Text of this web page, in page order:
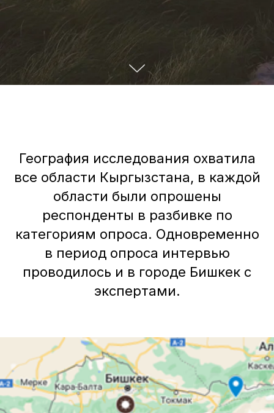
География исследования охватила
все области Кыргызстана, в каждой
области были опрошены
респонденты в разбивке по
категориям опроса. Одновременно
в период опроса интервью
проводилось и в городе Бишкек с
экспертами.